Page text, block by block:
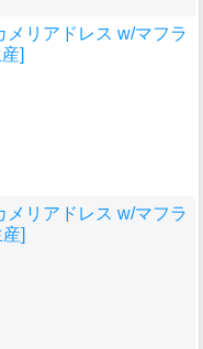
メリアドレス w/マフラ
]
メリアドレス w/マフラ
]